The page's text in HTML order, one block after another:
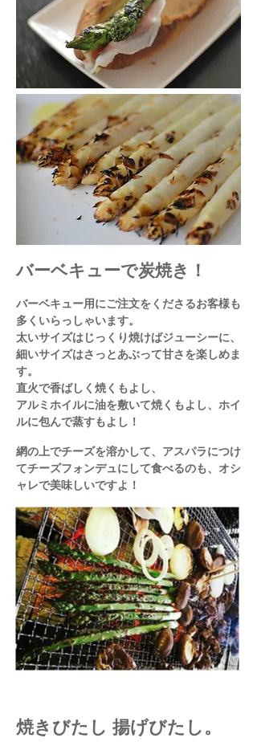
バーベキューで炭焼き！
バーベキュー用にご注文をくださるお客様も
多くいらっしゃいます。
太いサイズはじっくり焼けばジューシーに、
細いサイズはさっとあぶって甘さを楽しめま
す。
直火で香ばしく焼くもよし、
アルミホイルに油を敷いて焼くもよし、ホイ
ルに包んで蒸すもよし！
網の上でチーズを溶かして、アスパラにつけ
てチーズフォンデュにして食べるのも、オシ
ャレで美味しいですよ！
焼きびたし 揚げびたし。